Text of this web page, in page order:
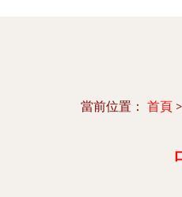
當前位置： 首頁 >